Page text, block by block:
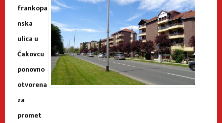
frankopa
nska
ulica u
Čakovcu
ponovno
otvorena
za
promet